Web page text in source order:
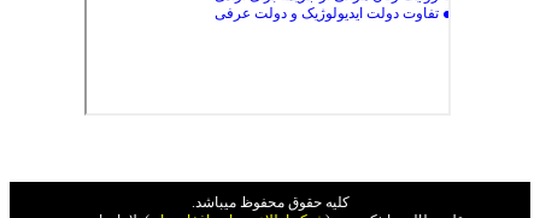
کليه حقوق محفوظ ميباشد.